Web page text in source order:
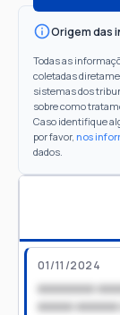
Origem das
Todas as
coletadas
sistemas dos
sobre como
Caso identifique
por favor, nos
dados.
01/11/2024
xxxxxxxx
xxxxx